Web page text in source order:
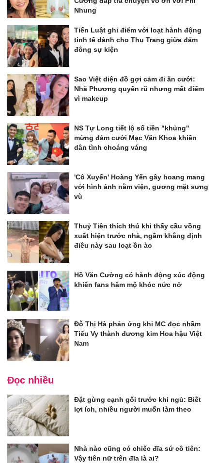
Nhung
Tiến Luật ghi điểm với loạt hành động
tinh tế dành cho Thu Trang giữa đám
đông sự kiện
Sao Việt diện đồ gợi cảm đi ăn cưới:
Nhã Phương quyến rũ nhưng mất điểm
vì makeup
NS Tự Long tiết lộ số tiền "khủng"
mừng đám cưới Mạc Văn Khoa khiến
dân tình choáng váng
'Cô Xuyến' Hoàng Yến gây hoang mang
với hình ảnh nằm viện, gương mặt sưng
vù
Thuỷ Tiên thích thú khi thấy cầu vồng
xuất hiện trước nhà, ngầm khẳng định
điều này sau loạt ồn ào
Hồ Văn Cường có hành động xúc động
khiến fans hâm mộ khóc nức nở
Đỗ Thị Hà phản ứng khi MC đọc nhầm
Tiểu Vy thành đương kim Hoa hậu Việt
Nam
Đọc nhiều
Đặt gừng cạnh gối trước khi ngủ: Biết
lợi ích, nhiều người muốn làm theo
Nhà nào cũng có chiếc đĩa sứ cô tiên:
Vậy tiên nữ trên đĩa là ai?